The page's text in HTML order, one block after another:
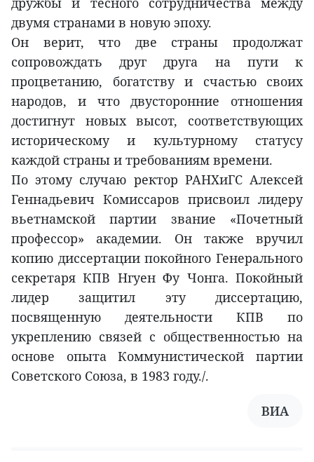
двумя странами в новую эпоху.
Он верит, что две страны продолжат
сопровождать друг друга на пути к
процветанию, богатству и счастью своих
народов, и что двусторонние отношения
достигнут новых высот, соответствующих
историческому и культурному статусу
каждой страны и требованиям времени.
По этому случаю ректор РАНХиГС Алексей
Геннадьевич Комиссаров присвоил лидеру
вьетнамской партии звание «Почетный
профессор» академии. Он также вручил
копию диссертации покойного Генерального
секретаря КПВ Нгуен Фу Чонга. Покойный
лидер защитил эту диссертацию,
посвященную деятельности КПВ по
укреплению связей с общественностью на
основе опыта Коммунистической партии
Советского Союза, в 1983 году./.
ВИА